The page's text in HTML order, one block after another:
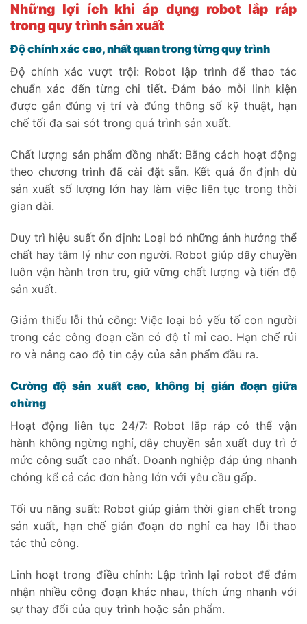
Những lợi ích khi áp dụng robot lắp ráp
trong quy trình sản xuất
Độ chính xác cao, nhất quan trong từng quy trình
Độ chính xác vượt trội: Robot lập trình để thao tác
chuẩn xác đến từng chi tiết. Đảm bảo mỗi linh kiện
được gắn đúng vị trí và đúng thông số kỹ thuật, hạn
chế tối đa sai sót trong quá trình sản xuất.
Chất lượng sản phẩm đồng nhất: Bằng cách hoạt động
theo chương trình đã cài đặt sẵn. Kết quả ổn định dù
sản xuất số lượng lớn hay làm việc liên tục trong thời
gian dài.
Duy trì hiệu suất ổn định: Loại bỏ những ảnh hưởng thể
chất hay tâm lý như con người. Robot giúp dây chuyền
luôn vận hành trơn tru, giữ vững chất lượng và tiến độ
sản xuất.
Giảm thiểu lỗi thủ công: Việc loại bỏ yếu tố con người
trong các công đoạn cần có độ tỉ mỉ cao. Hạn chế rủi
ro và nâng cao độ tin cậy của sản phẩm đầu ra.
Cường độ sản xuất cao, không bị gián đoạn giữa
chừng
Hoạt động liên tục 24/7: Robot lắp ráp có thể vận
hành không ngừng nghỉ, dây chuyền sản xuất duy trì ở
mức công suất cao nhất. Doanh nghiệp đáp ứng nhanh
chóng kể cả các đơn hàng lớn với yêu cầu gấp.
Tối ưu năng suất: Robot giúp giảm thời gian chết trong
sản xuất, hạn chế gián đoạn do nghỉ ca hay lỗi thao
tác thủ công.
Linh hoạt trong điều chỉnh: Lập trình lại robot để đảm
nhận nhiều công đoạn khác nhau, thích ứng nhanh với
sự thay đổi của quy trình hoặc sản phẩm.